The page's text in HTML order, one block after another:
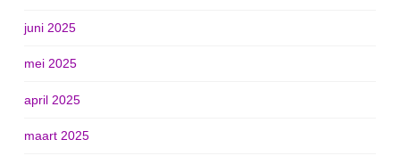
juni 2025
mei 2025
april 2025
maart 2025